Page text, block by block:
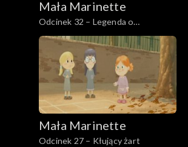
Mała Marinette
Odcinek 32 – Legenda o
Esklarmond
Mała Marinette
Odcinek 27 – Kłujący żart